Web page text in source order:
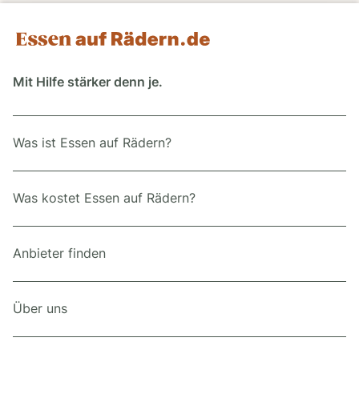
Mit Hilfe stärker denn je.
Was ist Essen auf Rädern?
Was kostet Essen auf Rädern?
Anbieter finden
Über uns